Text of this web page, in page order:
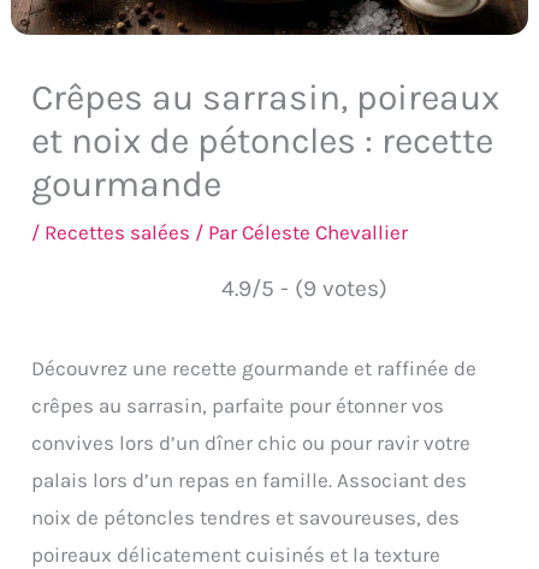
Crêpes au sarrasin, poireaux
et noix de pétoncles : recette
gourmande
/ Recettes salées / ParCéleste Chevallier
4.9/5 - (9 votes)
Découvrez une recette gourmande et raffinée de
crêpes au sarrasin, parfaite pour étonner vos
convives lors d’un dîner chic ou pour ravir votre
palais lors d’un repas en famille. Associant des
noix de pétoncles tendres et savoureuses, des
poireaux délicatement cuisinés et la texture